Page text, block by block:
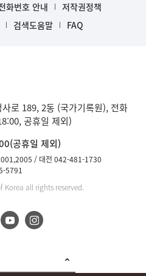
화번호 안내
저작권정책
검색도움말 FAQ
로 189, 2동 (국가기록원), 전화
공휴일 제외)
공휴일 제외)
대전 042-481-1730
5791
Korea all rights reserved.